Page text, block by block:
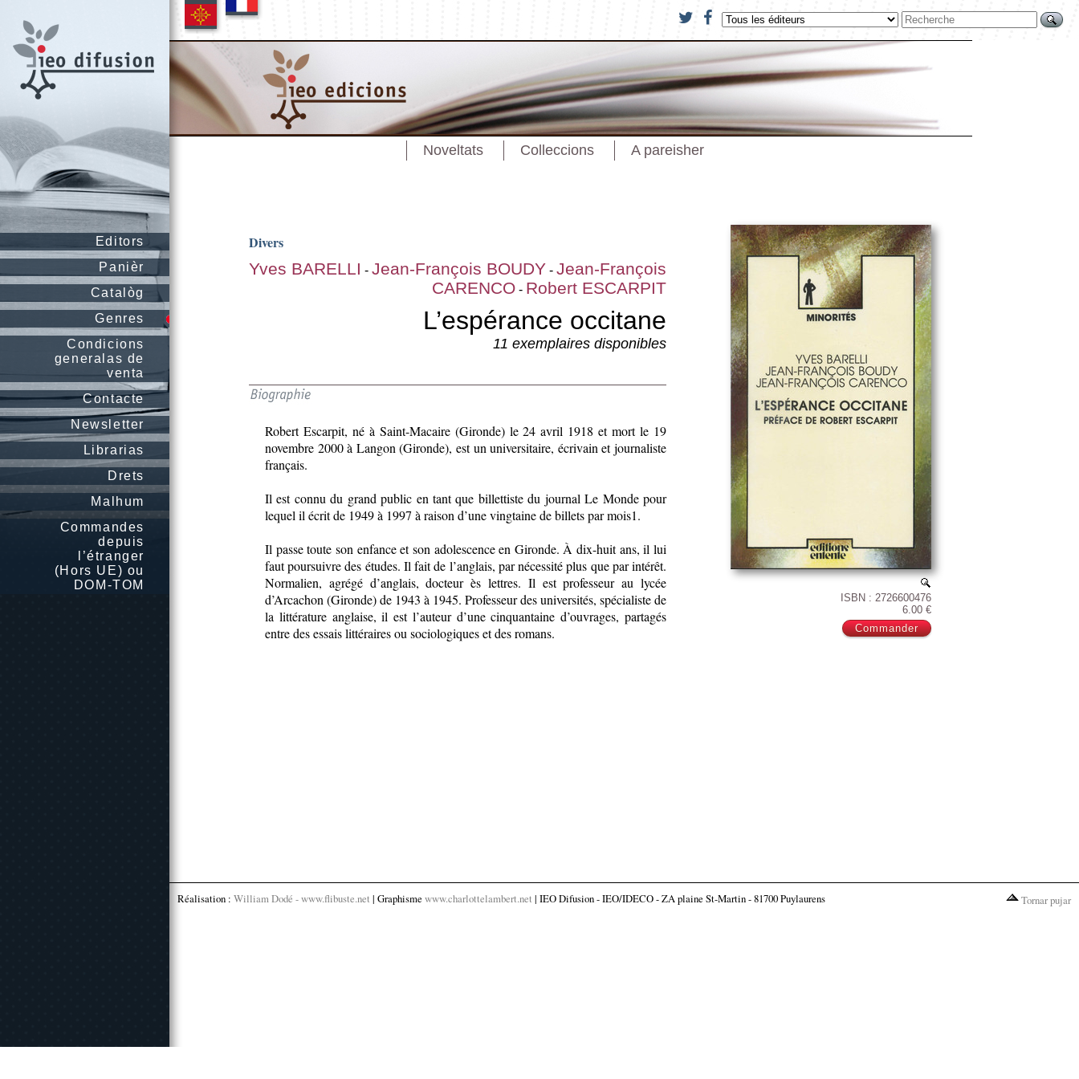
Editors
Panièr
Catalòg
Genres
Condicions
generalas de
venta
Contacte
Newsletter
Librarias
Drets
Malhum
Commandes
depuis
l’étranger
(Hors UE) ou
DOM-TOM
Noveltats Colleccions A pareisher
ISBN : 2726600476
6.00 €
Divers
Yves BARELLI - Jean-François BOUDY - Jean-François
CARENCO - Robert ESCARPIT
L’espérance occitane
11 exemplaires disponibles
Robert Escarpit, né à Saint-Macaire (Gironde) le 24 avril 1918 et mort le 19
novembre 2000 à Langon (Gironde), est un universitaire, écrivain et journaliste
français.
Il est connu du grand public en tant que billettiste du journal Le Monde pour
lequel il écrit de 1949 à 1997 à raison d’une vingtaine de billets par mois1.
Il passe toute son enfance et son adolescence en Gironde. À dix-huit ans, il lui
faut poursuivre des études. Il fait de l’anglais, par nécessité plus que par intérêt.
Normalien, agrégé d’anglais, docteur ès lettres. Il est professeur au lycée
d’Arcachon (Gironde) de 1943 à 1945. Professeur des universités, spécialiste de
la littérature anglaise, il est l’auteur d’une cinquantaine d’ouvrages, partagés
entre des essais littéraires ou sociologiques et des romans.
Réalisation : William Dodé - www.flibuste.net | Graphisme www.charlottelambert.net | IEO Difusion - IEO/IDECO - ZA plaine St-Martin - 81700 Puylaurens Tornar pujar